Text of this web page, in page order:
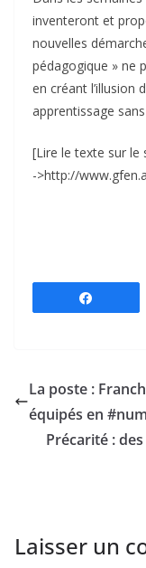
inventeront et
nouvelles
pédagogique » ne
en créant l’illusion
apprentissage
[Lire le texte sur le
->http://
La poste :
équipés en
Précarité :
Laisser un